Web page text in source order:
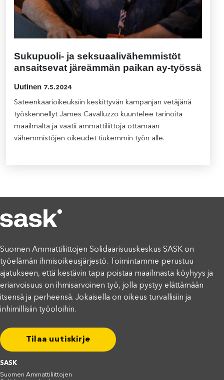
Sukupuoli- ja seksuaalivähemmistöt
ansaitsevat järeämmän paikan ay-työssä
Uutinen 7.5.2024
Sateenkaarioikeuksiin keskittyvän kampanjan vetäjänä
työskennellyt James Cavalluzzo kuuntelee tarinoita
maailmalta ja vaatii ammattiliittoja ottamaan
vähemmistöjen oikeudet tiukemmin työn alle.
Suomen Ammattiliittojen Solidaarisuuskeskus SASK on
työelämän ihmisoikeusjärjestö. Toimintamme perustuu
ajatukseen, että kestävin tapa poistaa maailmasta köyhyys ja
eriarvoisuus on ihmisarvoinen työ, jolla pystyy elättämään
itsensä ja perheensä. Jokaisella on oikeus turvallisiin ja
inhimillisiin työoloihin.
Tilaa uutiskirje
SASK
Suomen Ammattiliittojen